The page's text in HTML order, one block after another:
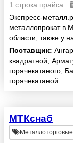
1 строка прайса
Экспресс-
металлопрокат в
области, также у
металлообработка
навесов, вело-
ограждений.
высокое качество.
Поставщик:
квадратной,
горячекатаного,
горячекатаной.
МТКснаб